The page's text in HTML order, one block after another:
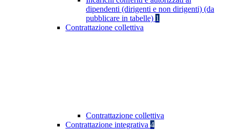
dipendenti (dirigenti e non dirigenti) (da
pubblicare in tabelle) 1
Contrattazione collettiva
Contrattazione collettiva
Contrattazione integrativa 4